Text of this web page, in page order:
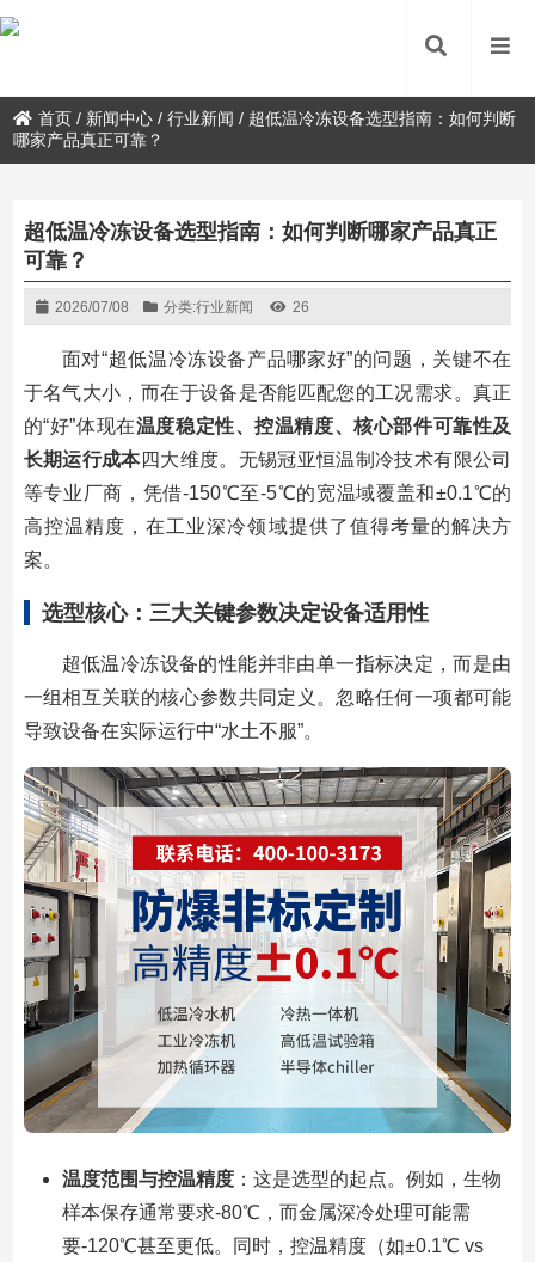
首页 / 新闻中心 /行业新闻 / 超低温冷冻设备选型指南：如何判断
哪家产品真正可靠？
超低温冷冻设备选型指南：如何判断哪家产品真正
可靠？
2026/07/08 分类:行业新闻 26
面对“超低温冷冻设备产品哪家好”的问题，关键不在
于名气大小，而在于设备是否能匹配您的工况需求。真正
的“好”体现在温度稳定性、控温精度、核心部件可靠性及
长期运行成本四大维度。无锡冠亚恒温制冷技术有限公司
等专业厂商，凭借-150℃至-5℃的宽温域覆盖和±0.1℃的
高控温精度，在工业深冷领域提供了值得考量的解决方
案。
选型核心：三大关键参数决定设备适用性
超低温冷冻设备的性能并非由单一指标决定，而是由
一组相互关联的核心参数共同定义。忽略任何一项都可能
导致设备在实际运行中“水土不服”。
温度范围与控温精度：这是选型的起点。例如，生物
样本保存通常要求-80℃，而金属深冷处理可能需
要-120℃甚至更低。同时，控温精度（如±0.1℃ vs